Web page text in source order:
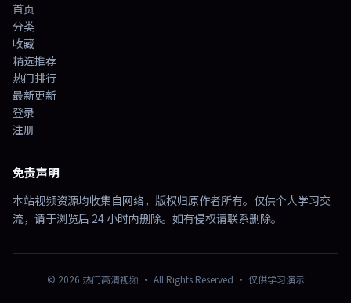
首页
分类
收藏
精选推荐
热门排行
最新更新
登录
注册
免责声明
本站视频资源均收集自网络，版权归原作者所有。仅供个人学习交
流，请于浏览后 24 小时内删除。如有侵权请联系删除。
© 2026 热门高清视频 · All Rights Reserved · 仅供学习演示